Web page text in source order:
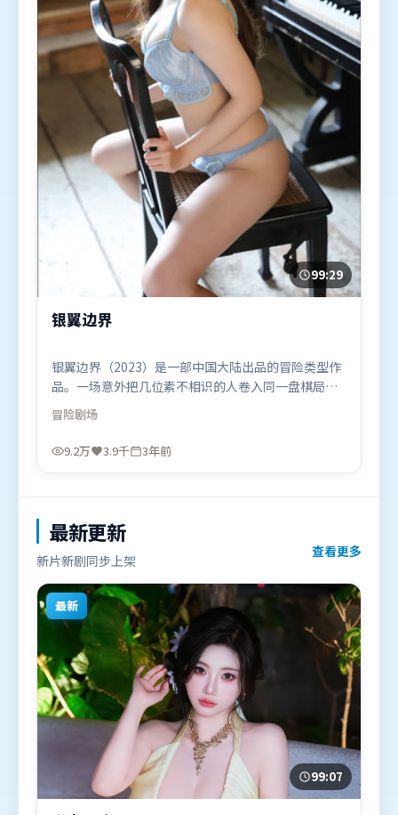
99:29
银翼边界
银翼边界（2023）是一部中国大陆出品的冒险类型作
品。一场意外把几位素不相识的人卷入同一盘棋局，
信任与背叛交替上演。摄影与美术共同营造出强烈地
域气质，增强沉浸感。由冯小刚执导，雷佳音、易烊
千玺、王景春，长泽雅美、刘亦菲、段奕宏等联袂出
冒险剧场
9.2万 3.9千 3年前
最新更新
新片新剧同步上架
查看更多
最新
99:07